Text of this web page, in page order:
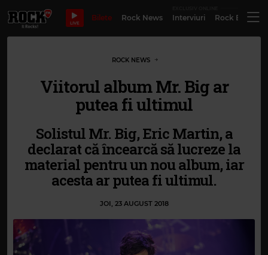
LIVE
Bilete Rock News Interviuri Rock
ROCK NEWS
Viitorul album Mr. Big ar
putea fi ultimul
Solistul Mr. Big, Eric Martin, a
declarat că încearcă să lucreze la
material pentru un nou album, iar
acesta ar putea fi ultimul.
JOI, 23 AUGUST 2018